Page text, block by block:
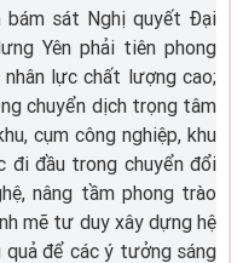
bám sát Nghị quyết Đại
Yên phải tiên phong
lực chất lượng cao;
chuyển dịch trọng tâm
cụm công nghiệp, khu
đi đầu trong chuyển đổi
nâng tầm phong trào
mẽ tư duy xây dựng hệ
quả để các ý tưởng sáng